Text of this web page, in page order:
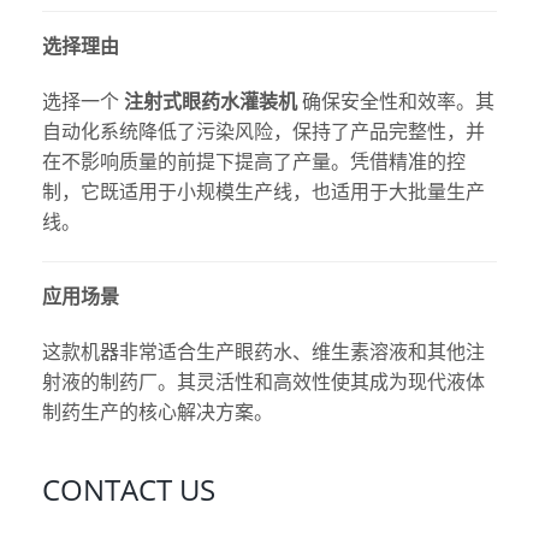
选择理由
选择一个注射式眼药水灌装机确保安全性和效率。其
自动化系统降低了污染风险，保持了产品完整性，并
在不影响质量的前提下提高了产量。凭借精准的控
制，它既适用于小规模生产线，也适用于大批量生产
线。
应用场景
这款机器非常适合生产眼药水、维生素溶液和其他注
射液的制药厂。其灵活性和高效性使其成为现代液体
制药生产的核心解决方案。
CONTACT US